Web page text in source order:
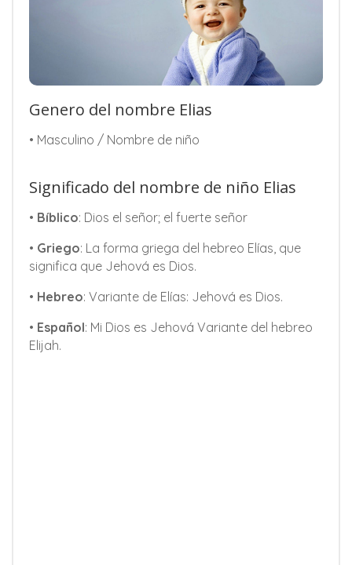
Genero del nombre Elias
• Masculino / Nombre de niño
Significado del nombre de niño Elias
• Bíblico: Dios el señor; el fuerte señor
• Griego: La forma griega del hebreo Elías, que
significa que Jehová es Dios.
• Hebreo: Variante de Elías: Jehová es Dios.
• Español: Mi Dios es Jehová Variante del hebreo
Elijah.